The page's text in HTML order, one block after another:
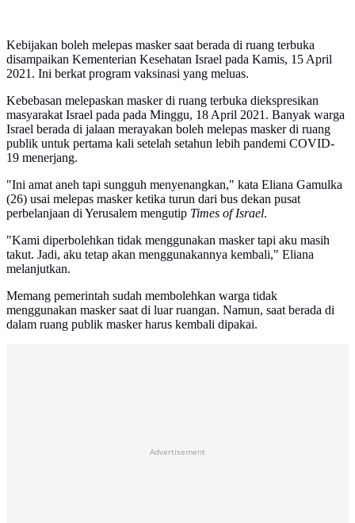
Kebijakan boleh melepas masker saat berada di ruang terbuka
disampaikan Kementerian Kesehatan Israel pada Kamis, 15 April
2021. Ini berkat program vaksinasi yang meluas.
Kebebasan melepaskan masker di ruang terbuka diekspresikan
masyarakat Israel pada pada Minggu, 18 April 2021. Banyak warga
Israel berada di jalaan merayakan boleh melepas masker di ruang
publik untuk pertama kali setelah setahun lebih pandemi COVID-
19 menerjang.
"Ini amat aneh tapi sungguh menyenangkan," kata Eliana Gamulka
(26) usai melepas masker ketika turun dari bus dekan pusat
perbelanjaan di Yerusalem mengutip Times of Israel.
"Kami diperbolehkan tidak menggunakan masker tapi aku masih
takut. Jadi, aku tetap akan menggunakannya kembali," Eliana
melanjutkan.
Memang pemerintah sudah membolehkan warga tidak
menggunakan masker saat di luar ruangan. Namun, saat berada di
dalam ruang publik masker harus kembali dipakai.
Advertisement